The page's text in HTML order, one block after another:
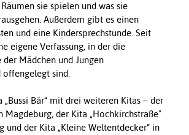
sie spielen und was sie
Außerdem gibt es einen
und eine Kindersprechstunde. Seit
eigene Verfassung, in der die
Mädchen und Jungen
sind.
Bär“ mit drei weiteren Kitas – der
Magdeburg, der Kita „Hochkirchstraße"
und der Kita „Kleine Weltentdecker“ in